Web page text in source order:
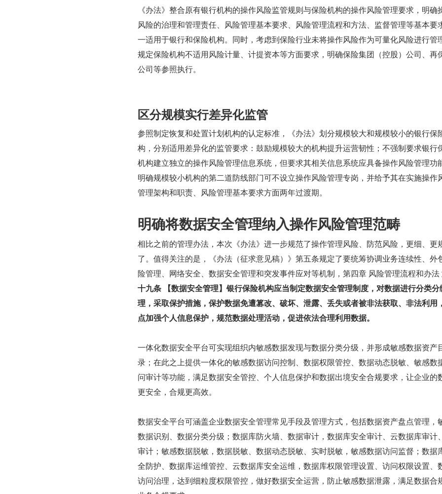
《办法》整合原有银行机构的操作风险监管规则与保险机构的操作风险管理要求，明确
风险的治理和管理责任、风险管理基本要求、风险管理流程和方法、监督管理等基本要
一适用于银行和保险机构。同时，考虑到保险行业未将操作风险作为可量化风险进行管
规定保险机构不适用风险计量、计提资本等方面要求，明确保险集团（控股）公司、再
公司等参照执行。
区分规模实行差异化监管
参照制定恢复和处置计划机构的认定标准，《办法》划分规模较大和规模较小的银行保
构，分别适用差异化的监管要求：鼓励规模较大的机构提升运营韧性；不强制要求银行
机构建立独立的操作风险管理信息系统，但要求其相关信息系统应具备操作风险管理功
明确规模较小机构的第二道防线部门可不设立操作风险管理专岗，并给予其在实施操作
管理架构和职责、风险管理基本要求方面两年过渡期。
明确将数据安全管理纳入操作风险管理范畴
相比之前的管理办法，本次《办法》进一步规范了操作管理风险、防范风险，更细、更
了。值得关注的是，《办法（征求意见稿）》第五条规定了要统筹协调业务连续性、外
险管理、网络安全、数据安全管理和突发事件应对等机制，第四章 风险管理流程和办法
十九条 【数据安全管理】银行保险机构应当制定数据安全管理制度，对数据进行分类分
理，采取保护措施，保护数据免遭篡改、破坏、泄露、丢失或者被非法获取、非法利用
点加强个人信息保护，规范数据处理活动，促进依法合理利用数据。
一体化数据安全平台可实现组织内敏感数据发现与数据分类分级，并形成敏感数据资产
录；在此之上提供一体化的敏感数据访问控制、数据权限管控、数据动态脱敏、敏感数
问审计等功能，满足数据安全管控、个人信息保护和数据出境安全合规要求，让企业的
更安全，合规更高效。
数据安全平台可涵盖企业数据安全管理常见手段及管理方式，包括数据资产盘点管理，
数据识别、数据分类分级；数据库防火墙、数据审计，数据库安全审计、云数据库审计
审计；敏感数据脱敏，数据脱敏、数据动态脱敏、实时脱敏，敏感数据访问监督；数据
全防护、数据库运维管控、云数据库安全运维，数据库权限管理设置、访问权限设置、
访问治理，达到细粒度权限管控，做好数据安全运营，防止敏感数据泄露，满足数据合